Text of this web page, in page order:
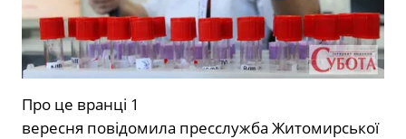
Про це вранці 1
вересня повідомила пресслужба Житомирської